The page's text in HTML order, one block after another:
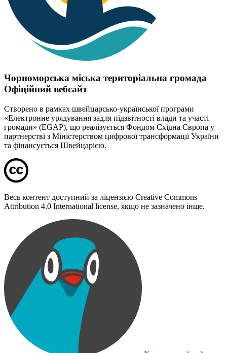
Чорноморська міська територіальна громада
Офіційний вебсайт
Створено в рамках швейцарсько-української програми
«Електронне урядування задля підзвітності влади та участі
громади» (EGAP), що реалізується Фондом Східна Європа у
партнерстві з Міністерством цифрової трансформації України
та фінансується Швейцарією.
Весь контент доступний за ліцензією Creative Commons
Attribution 4.0 International license, якщо не зазначено інше.